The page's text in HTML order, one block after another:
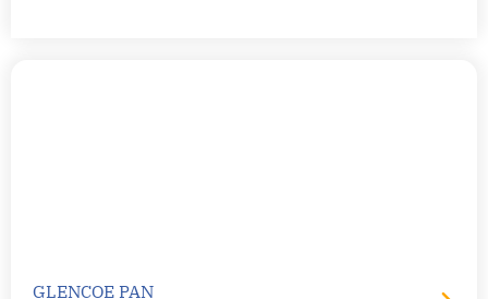
GLENCOE PAN